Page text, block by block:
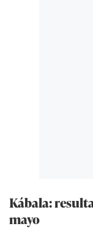
Kábala:
mayo